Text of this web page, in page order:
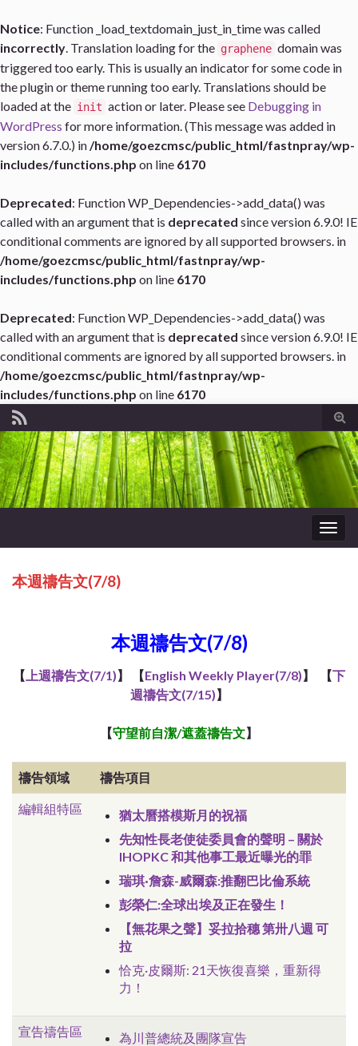
Notice: Function _load_textdomain_just_in_time was called
incorrectly. Translation loading for the graphene domain was
triggered too early. This is usually an indicator for some code in
the plugin or theme running too early. Translations should be
loaded at the init action or later. Please see Debugging in
WordPress for more information. (This message was added in
version 6.7.0.) in/home/goezcmsc/public_html/fastnpray/wp-
includes/functions.php on line 6170
Deprecated: Function WP_Dependencies->add_data() was
called with an argument that is deprecated since version 6.9.0! IE
conditional comments are ignored by all supported browsers. in
/home/goezcmsc/public_html/fastnpray/wp-
includes/functions.php on line 6170
Deprecated: Function WP_Dependencies->add_data() was
called with an argument that is deprecated since version 6.9.0! IE
conditional comments are ignored by all supported browsers. in
/home/goezcmsc/public_html/fastnpray/wp-
includes/functions.php on line 6170
本週禱告文(7/8)
本週禱告文(7/8)
【 上週禱告文(7/1)】 【English Weekly Player(7/8)】 【下
週禱告文(7/15)】
【守望前自潔/遮蓋禱告文】
禱告領域 禱告項目
編輯組特區
猶太曆搭模斯月的祝福
先知性長老使徒委員會的聲明 – 關於
IHOPKC 和其他事工最近曝光的罪
瑞琪·詹森-威爾森:推翻巴比倫系統
彭榮仁:全球出埃及正在發生！
【無花果之聲】妥拉拾穗 第卅八週 可
拉
恰克·皮爾斯: 21天恢復喜樂，重新得
力！
宣告禱告區
為川普總統及團隊宣告